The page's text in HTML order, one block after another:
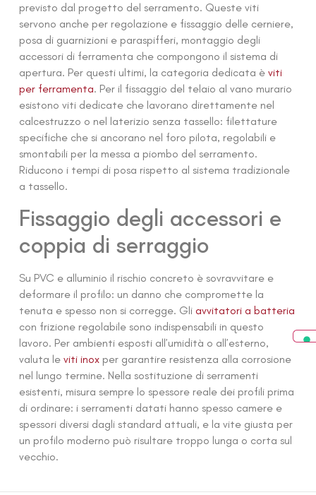
previsto dal progetto del serramento. Queste viti
servono anche per regolazione e fissaggio delle cerniere,
posa di guarnizioni e paraspifferi, montaggio degli
accessori di ferramenta che compongono il sistema di
apertura. Per questi ultimi, la categoria dedicata è viti
per ferramenta. Per il fissaggio del telaio al vano murario
esistono viti dedicate che lavorano direttamente nel
calcestruzzo o nel laterizio senza tassello: filettature
specifiche che si ancorano nel foro pilota, regolabili e
smontabili per la messa a piombo del serramento.
Riducono i tempi di posa rispetto al sistema tradizionale
a tassello.
Fissaggio degli accessori e
coppia di serraggio
Su PVC e alluminio il rischio concreto è sovravvitare e
deformare il profilo: un danno che compromette la
tenuta e spesso non si corregge. Gli avvitatori a batteria
con frizione regolabile sono indispensabili in questo
lavoro. Per ambienti esposti all’umidità o all’esterno,
valuta le viti inoxper garantire resistenza alla corrosione
nel lungo termine. Nella sostituzione di serramenti
esistenti, misura sempre lo spessore reale dei profili prima
di ordinare: i serramenti datati hanno spesso camere e
spessori diversi dagli standard attuali, e la vite giusta per
un profilo moderno può risultare troppo lunga o corta sul
vecchio.